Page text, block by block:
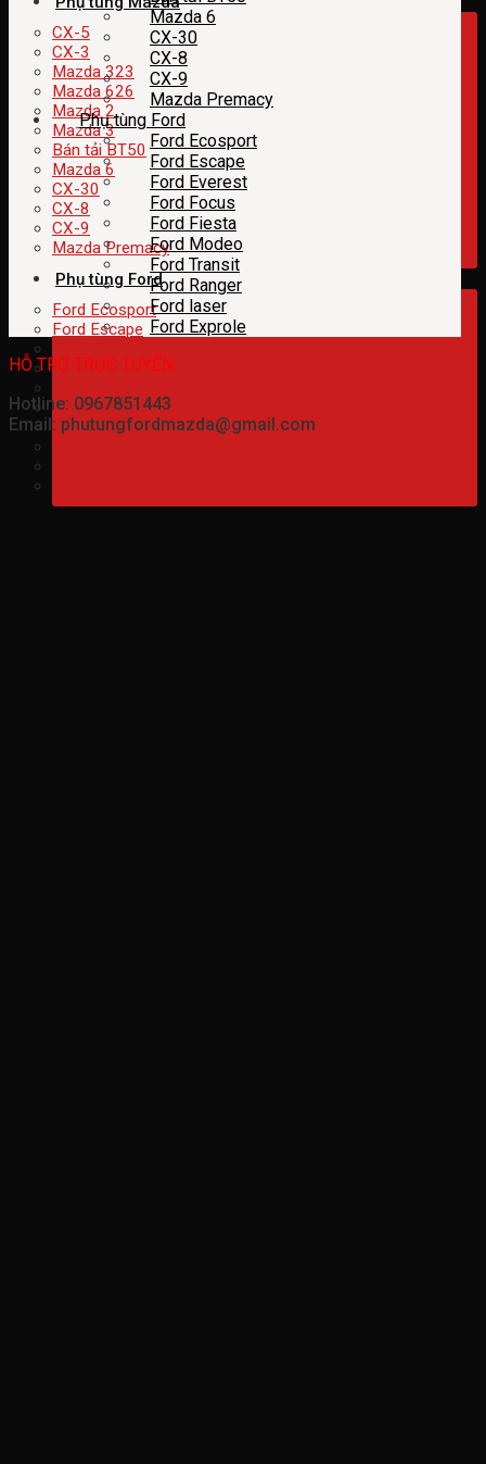
CX-5
CX-3
Mazda 323
Mazda 626
Mazda 2
Mazda 3
Bán tải BT50
Mazda 6
CX-30
CX-8
CX-9
Mazda Premacy
Phụ tùng Ford
Ford Ecosport
Ford Escape
Ford Focus
Ford Modeo
Ford Transit
Mazda 6
CX-30
CX-8
CX-9
Mazda Premacy
Phụ tùng Ford
Ford Ecosport
Ford Escape
Ford Everest
Ford Focus
Ford Fiesta
Ford Modeo
Ford Transit
Ford Ranger
Ford laser
Ford Exprole
HỖ TRỢ TRỰC TUYẾN
Hotline: 0967851443
Email: phutungfordmazda@gmail.com